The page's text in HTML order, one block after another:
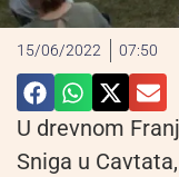
15/06/2022 07:50
U drevnom
Sniga u